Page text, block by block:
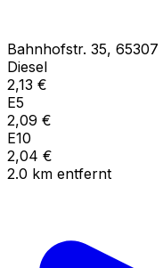
Bahnhofstr. 35, 65307
Diesel
2,13 €
E5
2,09 €
E10
2,04 €
2.0 km entfernt